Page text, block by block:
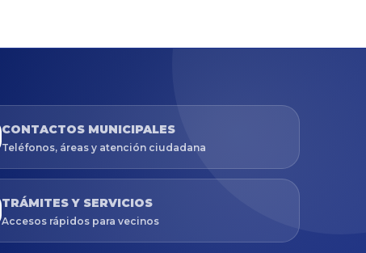
CONTACTOS MUNICIPALES
Teléfonos, áreas y atención ciudadana
TRÁMITES Y SERVICIOS
Accesos rápidos para vecinos